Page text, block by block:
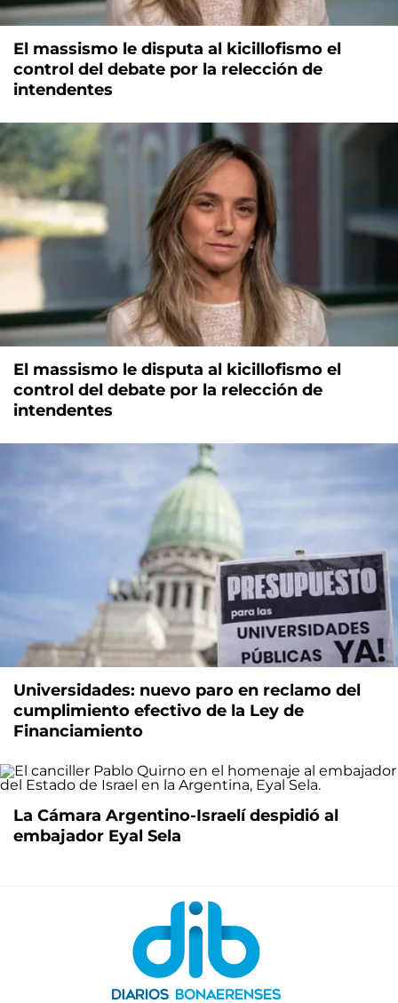
El massismo le disputa al kicillofismo el
control del debate por la relección de
intendentes
El massismo le disputa al kicillofismo el
control del debate por la relección de
intendentes
Universidades: nuevo paro en reclamo del
cumplimiento efectivo de la Ley de
Financiamiento
La Cámara Argentino-Israelí despidió al
embajador Eyal Sela